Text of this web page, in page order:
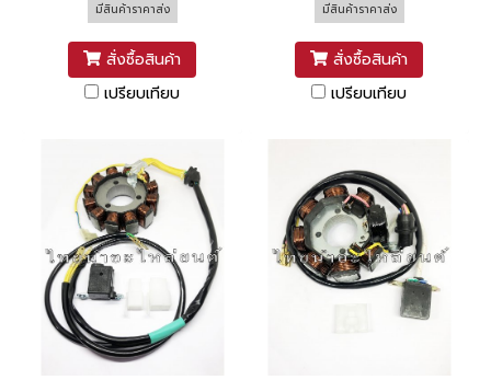
มีสินค้าราคาส่ง
สั่งซื้อสินค้า
เปรียบเทียบ
มีสินค้าราคาส่ง
สั่งซื้อสินค้า
เปรียบเทียบ